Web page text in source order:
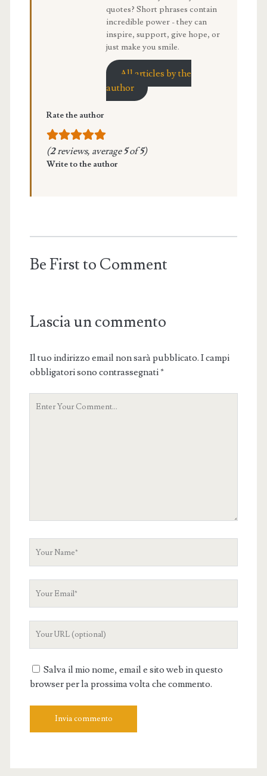
quotes? Short phrases contain
incredible power - they can
inspire, support, give hope, or
just make you smile.
All articles by the
author
Rate the author
(2reviews, average5of5)
Write to the author
Be First to Comment
Lascia un commento
Il tuo indirizzo email non sarà pubblicato. I campi
obbligatori sono contrassegnati*
Salva il mio nome, email e sito web in questo
browser per la prossima volta che commento.